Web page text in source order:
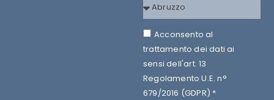
Acconsento al
trattamento dei dati ai
sensi dell'art. 13
Regolamento U.E. n°
679/2016 (GDPR) *